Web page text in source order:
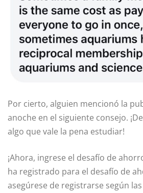
Por cierto, alguien mencionó la
anoche en el siguiente consejo.
algo que vale la pena estudiar!
¡Ahora, ingrese el desafío de
ha registrado para el desafío de
asegúrese de registrarse según